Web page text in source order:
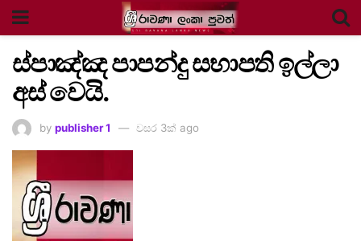
ස්පාඤ්ඤ පාපන්දු සභාපති ඉල්ලා
අස් වෙයි.
by publisher 1 වසර 3ක් ago